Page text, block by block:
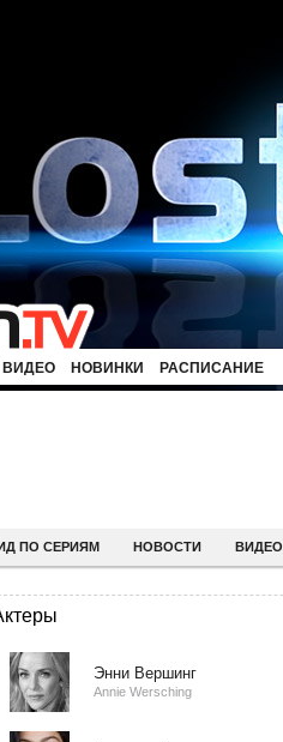
ВИДЕО НОВИНКИ РАСПИСАНИЕ
ПО СЕРИЯМ НОВОСТИ ВИДЕО
Энни Вершинг
Annie Wersching